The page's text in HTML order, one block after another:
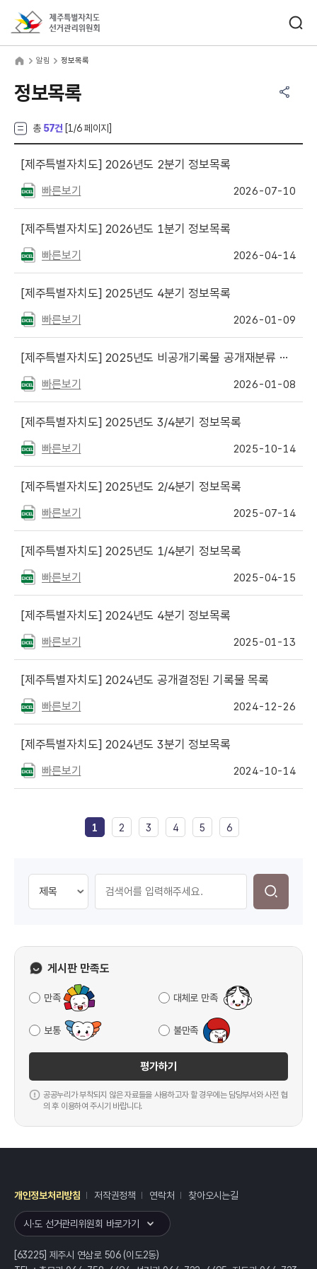
알림 정보목록
정보목록
총 57건 [1 /6 페이지]
[제주특별자치도] 2026년도 2분기 정보목록
빠른보기 2026-07-10
[제주특별자치도] 2026년도 1분기 정보목록
빠른보기 2026-04-14
[제주특별자치도] 2025년도 4분기 정보목록
빠른보기 2026-01-09
[제주특별자치도] 2025년도 비공개기록물 공개재분류 목록
빠른보기 2026-01-08
[제주특별자치도] 2025년도 3/4분기 정보목록
빠른보기 2025-10-14
[제주특별자치도] 2025년도 2/4분기 정보목록
빠른보기 2025-07-14
[제주특별자치도] 2025년도 1/4분기 정보목록
빠른보기 2025-04-15
[제주특별자치도] 2024년도 4분기 정보목록
빠른보기 2025-01-13
[제주특별자치도] 2024년도 공개결정된 기록물 목록
빠른보기 2024-12-26
[제주특별자치도] 2024년도 3분기 정보목록
빠른보기 2024-10-14
1 2 3 4 5 6
게시판 만족도
만족 대체로 만족
보통 불만족
평가하기
공공누리가 부착되지 않은 자료들을 사용하고자 할 경우에는 담당부서와 사전 협
의 후 이용하여 주시기 바랍니다.
개인정보처리방침 저작권정책 연락처 찾아오시는길
시·도 선거관리위원회 바로가기
[63225] 제주시 연삼로 506 (이도2동)